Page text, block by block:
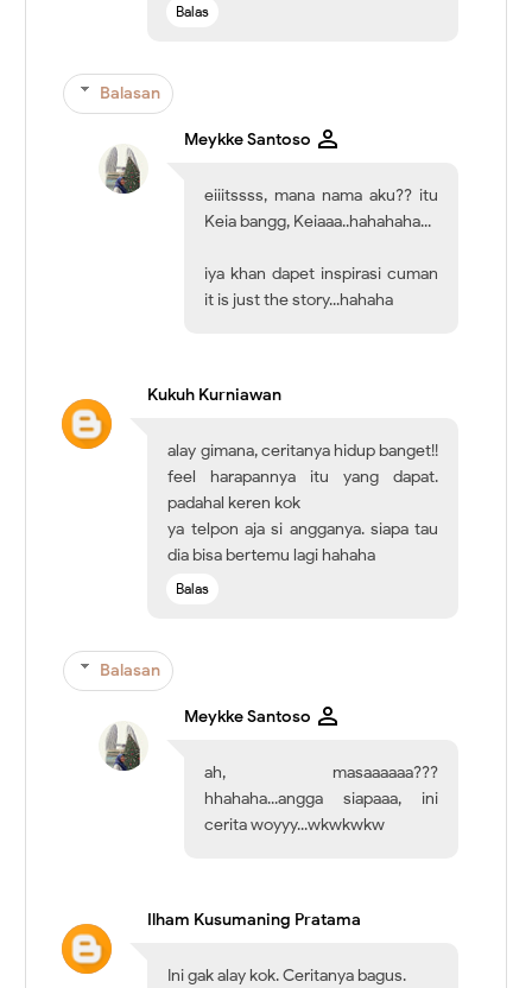
Balas
Balasan
Meykke Santoso
eiiitssss, mana nama aku?? itu
Keia bangg, Keiaaa..hahahaha...
iya khan dapet inspirasi cuman
it is just the story...hahaha
Kukuh Kurniawan
alay gimana, ceritanya hidup banget!!
feel harapannya itu yang dapat.
padahal keren kok
ya telpon aja si angganya. siapa tau
dia bisa bertemu lagi hahaha
Balas
Balasan
Meykke Santoso
ah, masaaaaaa???
hhahaha...angga siapaaa, ini
cerita woyyy...wkwkwkw
Ilham Kusumaning Pratama
Ini gak alay kok. Ceritanya bagus.